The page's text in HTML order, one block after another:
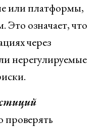
или платформы,
Это означает, что
через
нерегулируемые
проверять